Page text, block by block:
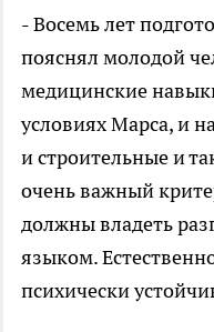
- Восемь лет
пояснял молодой
медицинские
условиях Марса, и
и строительные и
очень важный
должны владеть
языком.
психически